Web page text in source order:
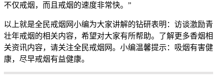
不仅戒烟，而且戒烟的速度非常快。”
以上就是全民戒烟网小编为大家讲解的钻研表明：访谈激励青
壮年戒烟的相关内容，希望对大家有所帮助。了解更多香烟相
关资讯内容，请关注全民戒烟网。小编温馨提示：吸烟有害健
康，尽早戒烟有益健康。